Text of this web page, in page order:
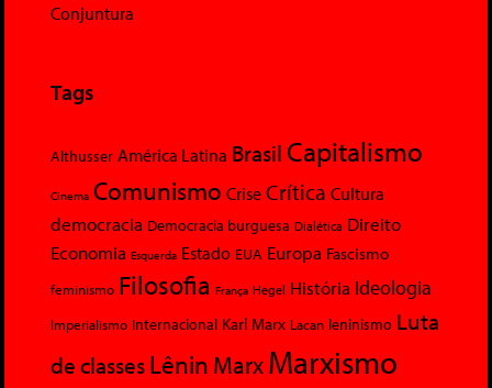
Conjuntura
Tags
Althusser América Latina Brasil Capitalismo
Cinema Comunismo Crise Crítica Cultura
democracia Democracia burguesa Dialética Direito
Economia Esquerda Estado EUA Europa Fascismo
feminismo Filosofia França Hegel História Ideologia
Imperialismo Internacional Karl Marx Lacan leninismo Luta
de classesLênin MarxMarxismo